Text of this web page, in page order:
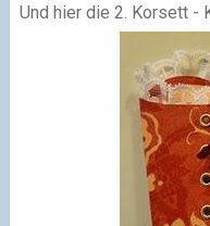
Und hier die 2. Korsett -